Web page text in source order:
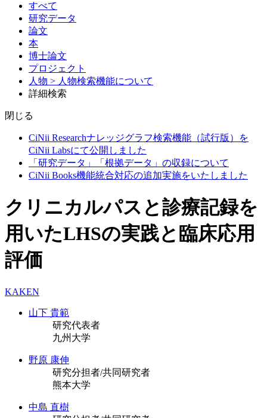
すべて
研究データ
論文
本
博士論文
プロジェクト
人物 > 人物検索機能について
詳細検索
閉じる
CiNii Researchナレッジグラフ検索機能（試行版）を
CiNii Labsにて公開しました
「研究データ」「根拠データ」の収録について
CiNii Books機能統合対応の追加実施をいたしました
クリニカルパスと診療記録を
用いたLHSの実践と臨床応用
評価
KAKEN
山下 貴範
研究代表者
九州大学
野原 康伸
研究分担者/共同研究者
熊本大学
中島 直樹